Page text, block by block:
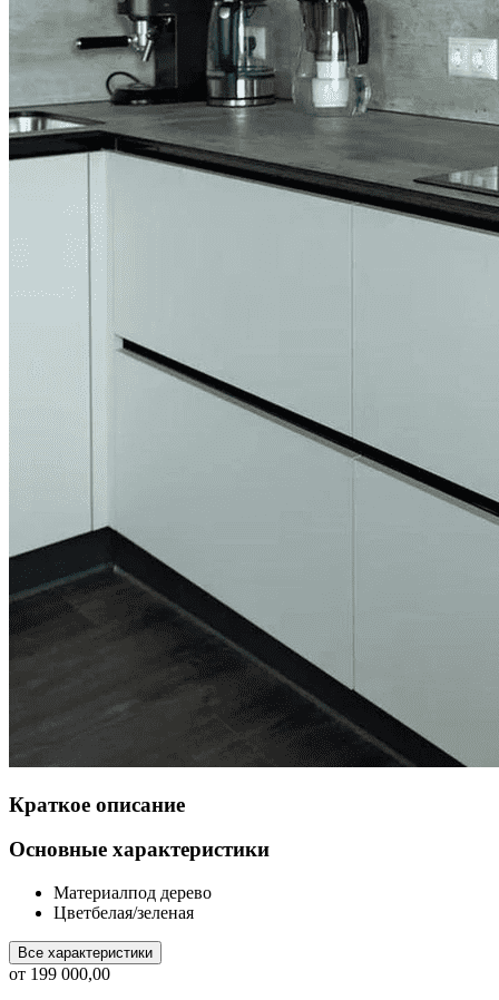
Краткое описание
Основные характеристики
Материалпод дерево
Цветбелая/зеленая
Все характеристики
от 199 000,00